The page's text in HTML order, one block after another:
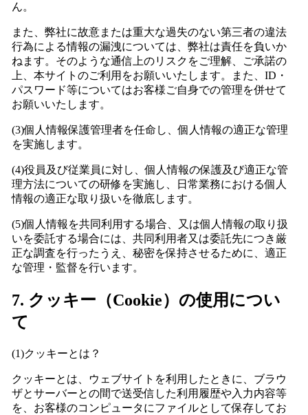
ん。
また、弊社に故意または重大な過失のない第三者の違法
行為による情報の漏洩については、弊社は責任を負いか
ねます。そのような通信上のリスクをご理解、ご承諾の
上、本サイトのご利用をお願いいたします。また、ID・
パスワード等についてはお客様ご自身での管理を併せて
お願いいたします。
(3)個人情報保護管理者を任命し、個人情報の適正な管理
を実施します。
(4)役員及び従業員に対し、個人情報の保護及び適正な管
理方法についての研修を実施し、日常業務における個人
情報の適正な取り扱いを徹底します。
(5)個人情報を共同利用する場合、又は個人情報の取り扱
いを委託する場合には、共同利用者又は委託先につき厳
正な調査を行ったうえ、秘密を保持させるために、適正
な管理・監督を行います。
7. クッキー（Cookie）の使用につい
て
(1)クッキーとは？
クッキーとは、ウェブサイトを利用したときに、ブラウ
ザとサーバーとの間で送受信した利用履歴や入力内容等
を、お客様のコンピュータにファイルとして保存してお